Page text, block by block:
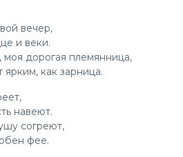
вечер,
и веки.
дорогая племянница,
как зарница.
навеют.
согреют,
фее.